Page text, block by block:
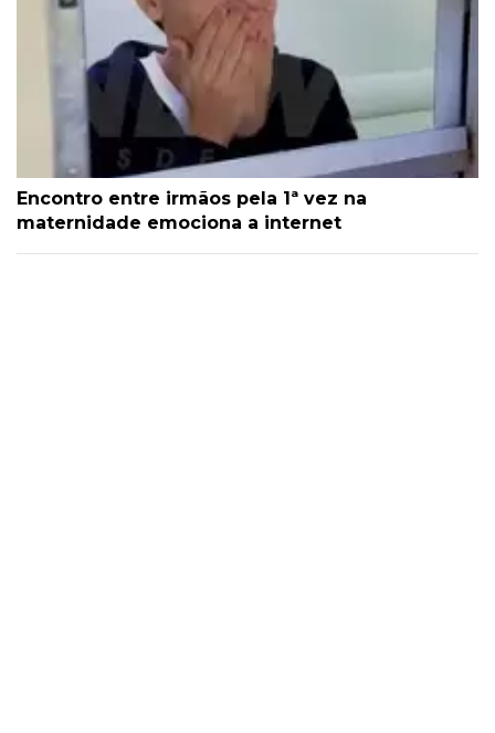
Encontro entre irmãos pela 1ª vez na
maternidade emociona a internet